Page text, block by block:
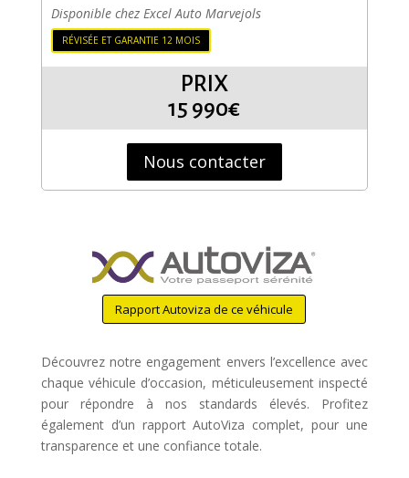
Disponible chez Excel Auto Marvejols
RÉVISÉE ET GARANTIE 12 MOIS
PRIX
15 990€
Nous contacter
Rapport Autoviza de ce véhicule
Découvrez notre engagement envers l’excellence avec
chaque véhicule d’occasion, méticuleusement inspecté
pour répondre à nos standards élevés. Profitez
également d’un rapport AutoViza complet, pour une
transparence et une confiance totale.